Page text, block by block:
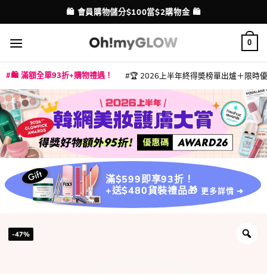
to
content
配送港澳
💳 支援消費券、FPS、八達通、PAYME、信用卡付款
0
🛍️ 滿額全單93折+購物禮遇！ 🏆 2026上半年終得奬榜單出爐＋限時
滿$599即享93折！
+送$480貨裝禮品🎁 更多詳情 ➜
-47%